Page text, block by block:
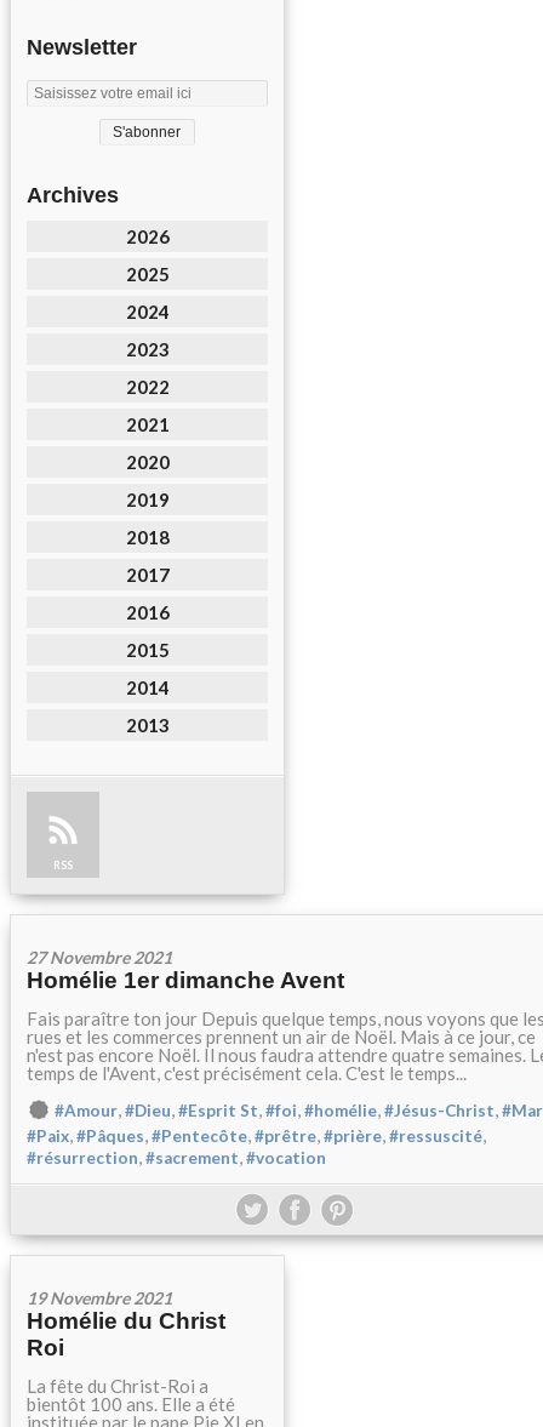
Newsletter
Archives
2026
2025
2024
2023
2022
2021
2020
2019
2018
2017
2016
2015
2014
2013
RSS
27 Novembre 2021
Homélie 1er dimanche Avent
Fais paraître ton jour Depuis quelque temps, nous voyons que
rues et les commerces prennent un air de Noël. Mais à ce jour, ce
n'est pas encore Noël. Il nous faudra attendre quatre semaines.
temps de l'Avent, c'est précisément cela. C'est le temps...
#Amour,#Dieu,#Esprit St,#foi,#homélie,#Jésus-Christ,
#Paix,#Pâques,#Pentecôte,#prêtre,#prière,#ressuscité,
#résurrection,#sacrement,#vocation
19 Novembre 2021
Homélie du Christ
Roi
La fête du Christ-Roi a
bientôt 100 ans. Elle a été
instituée par le pape Pie XI en